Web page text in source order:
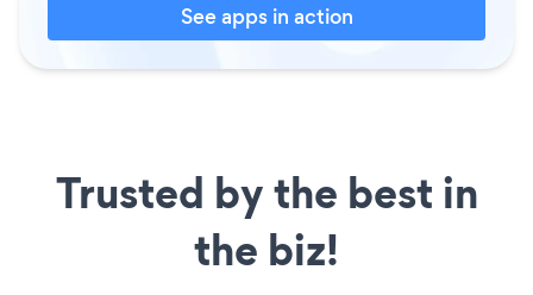
See apps in action
Trusted by the best in
the biz!